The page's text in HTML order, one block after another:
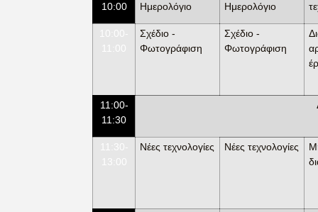
10:00
Ημερολόγιο
Ημερολόγιο
10:00-
11:00
Σχέδιο -
Φωτογράφιση
Σχέδιο -
Φωτογράφιση
11:00-
11:30
11:30-
13:00
Νέες τεχνολογίες Νέες τεχνολογίες